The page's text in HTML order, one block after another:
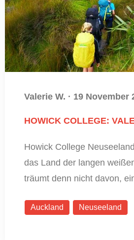
Valerie W. · 19 November
HOWICK COLLEGE:
Howick College
das Land der langen
träumt denn nicht davon,
Auckland Neuseeland